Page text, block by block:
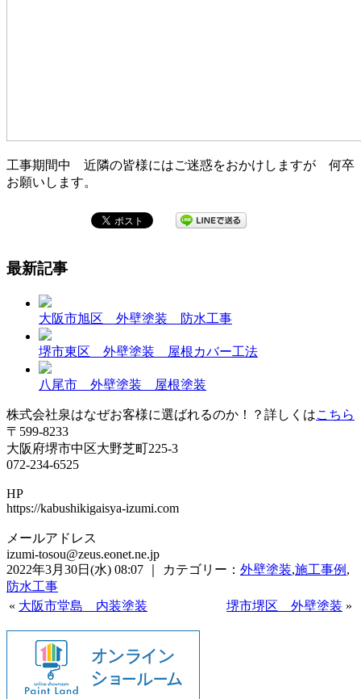
工事期間中 近隣の皆様にはご迷惑をおかけしますが 何卒
お願いします。
最新記事
大阪市旭区 外壁塗装 防水工事
堺市東区 外壁塗装 屋根カバー工法
八尾市 外壁塗装 屋根塗装
株式会社泉はなぜお客様に選ばれるのか！？詳しくはこちら
〒599-8233
大阪府堺市中区大野芝町225-3
072-234-6525
HP
https://kabushikigaisya-izumi.com
メールアドレス
izumi-tosou@zeus.eonet.ne.jp
2022年3月30日(水) 08:07 ｜ カテゴリー： 外壁塗装,施工事例 ,
防水工事
« 大阪市堂島 内装塗装 堺市堺区 外壁塗装 »